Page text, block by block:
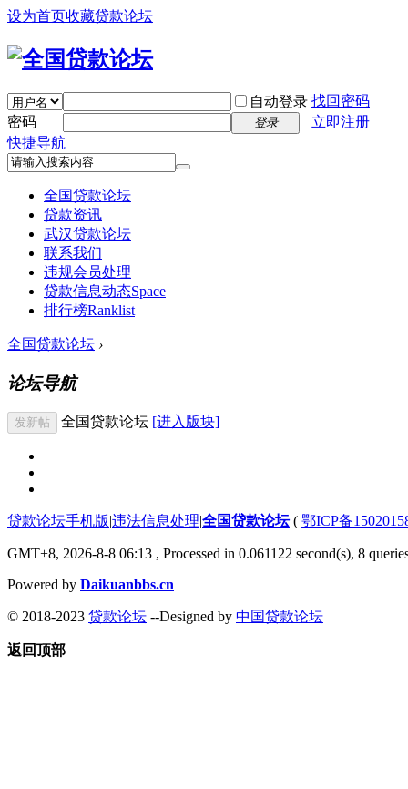
设为首页收藏贷款论坛
自动登录 找回密码
密码
登录
立即注册
快捷导航
全国贷款论坛
贷款资讯
武汉贷款论坛
联系我们
违规会员处理
贷款信息动态Space
排行榜Ranklist
全国贷款论坛 ›
论坛导航
发新帖 全国贷款论坛 [进入版块]
贷款论坛手机版|违法信息处理|全国贷款论坛( 鄂ICP备
GMT+8, 2026-8-8 06:13 , Processed in 0.061122 second(s), 8
Powered by Daikuanbbs.cn
© 2018-2023 贷款论坛 --Designed by 中国贷款论坛
返回顶部